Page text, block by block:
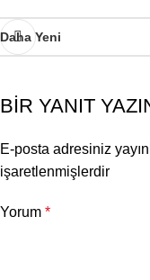
Daha Yeni
BIR YANIT
E-posta adresiniz
işaretlenmişlerdir
Yorum *